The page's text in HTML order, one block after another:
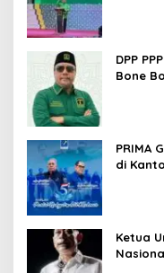
DPP
Bone
PRIMA
di
Ketua